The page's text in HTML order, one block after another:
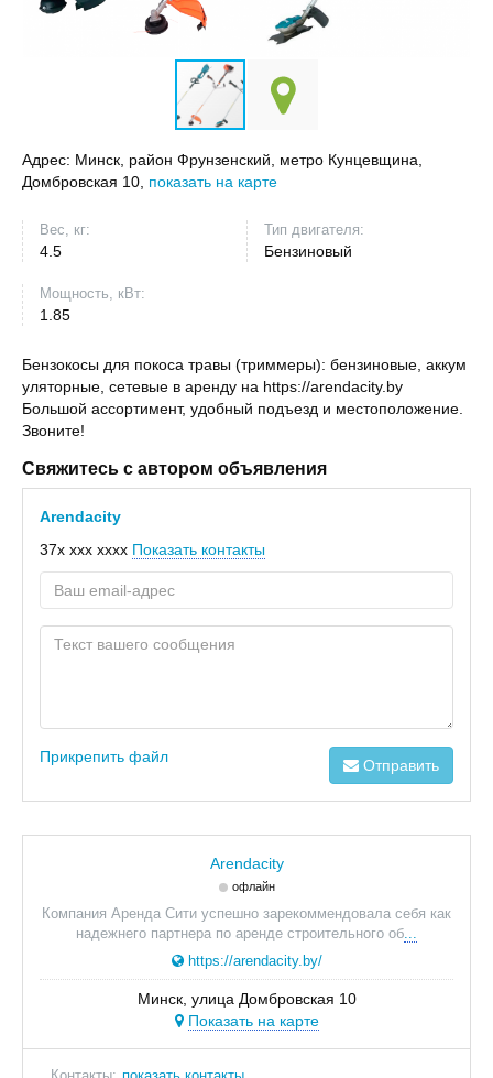
Адрес: Минск, район Фрунзенский, метро Кунцевщина,
Домбровская 10, показать на карте
Вес, кг:
4.5
Тип двигателя:
Бензиновый
Мощность, кВт:
1.85
Бензокосы для покоса травы (триммеры): бензиновые, аккум
уляторные, сетевые в аренду на https://arendacity.by
Большой ассортимент, удобный подъезд и местоположение.
Звоните!
Свяжитесь с автором объявления
Arendacity
37x xxx xxxx Показать контакты
Прикрепить файл Отправить
Arendacity
офлайн
Компания Аренда Сити успешно зарекоммендовала себя как
надежнего партнера по аренде строительного об...
https://arendacity.by/
Минск, улица Домбровская 10
Показать на карте